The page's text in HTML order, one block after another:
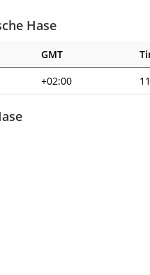
Hase
GMT
+02:00